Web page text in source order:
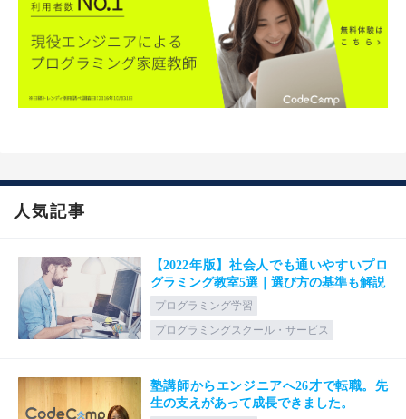
人気記事
【2022年版】社会人でも通いやすいプロ
グラミング教室5選｜選び方の基準も解説
プログラミング学習
プログラミングスクール・サービス
塾講師からエンジニアへ26才で転職。先
生の支えがあって成長できました。